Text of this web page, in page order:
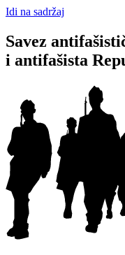
Idi na sadržaj
Savez
i antifašista